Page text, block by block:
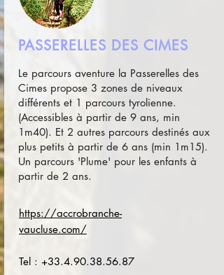
PASSERELLES DES CIMES
Le parcours aventure la Passerelles des
Cimes propose 3 zones de niveaux
différents et 1 parcours tyrolienne.
(Accessibles à partir de 9 ans, min
1m40). Et 2 autres parcours destinés aux
plus petits à partir de 6 ans (min 1m15).
Un parcours 'Plume' pour les enfants à
partir de 2 ans.
https://accrobranche-
vaucluse.com/
Tel : +33.4.90.38.56.87